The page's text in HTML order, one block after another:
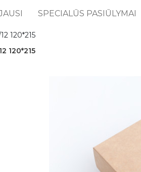
SPECIALŪS PASIŪLYMAI
120*215